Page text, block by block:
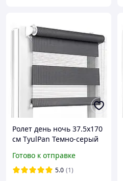
Ролет день ночь 37.5х170
см TyulPan Темно-серый
Готово к отправке
5.0 (1)